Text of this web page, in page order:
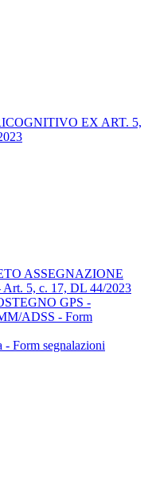
EX ART. 5,
ASSEGNAZIONE
Art. 5, c. 17, DL 44/2023
GPS -
ADSS - Form
Form segnalazioni